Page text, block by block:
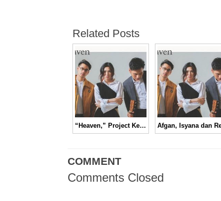
Related Posts
“Heaven,” Project Kejutan Afgan, Isyana dan Rendy yang Terkuak di Hari Valentine
COMMENT
Comments Closed